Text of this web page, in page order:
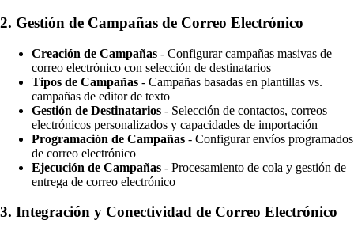
2. Gestión de Campañas de Correo Electrónico
Creación de Campañas - Configurar campañas masivas de
correo electrónico con selección de destinatarios
Tipos de Campañas - Campañas basadas en plantillas vs.
campañas de editor de texto
Gestión de Destinatarios - Selección de contactos, correos
electrónicos personalizados y capacidades de importación
Programación de Campañas - Configurar envíos programados
de correo electrónico
Ejecución de Campañas - Procesamiento de cola y gestión de
entrega de correo electrónico
3. Integración y Conectividad de Correo Electrónico